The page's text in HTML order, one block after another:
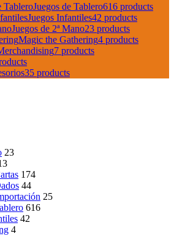
Juegos de Tablero616 products
Juegos Infantiles42 products
Juegos de 2ª Mano23 products
Magic the Gathering4 products
7 products
35 products
23
174
44
25
616
42
4